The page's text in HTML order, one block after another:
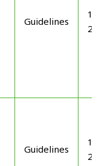
Guidelines
Guidelines